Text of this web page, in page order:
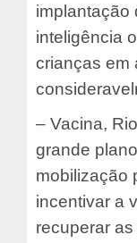
implantação
inteligência
crianças em
– Vacina,
grande
mobilização
incentivar a
recuperar